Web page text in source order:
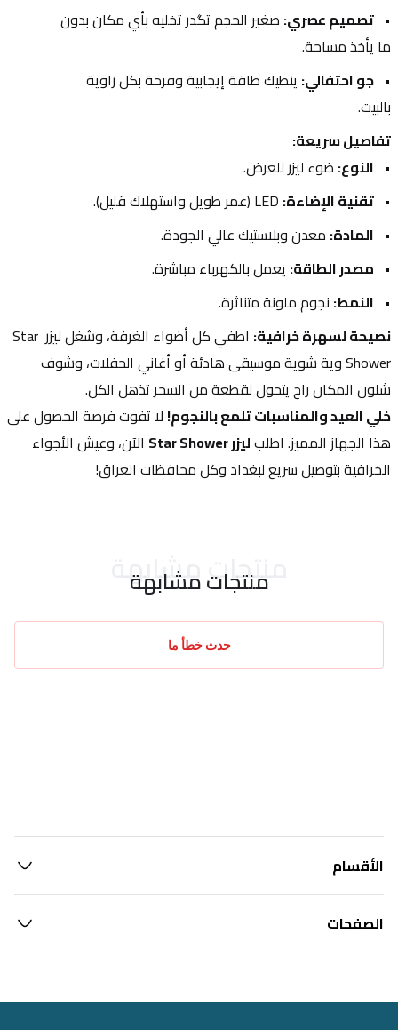
تصميم عصري:
ما يأخذ مساحة.
جو احتفالي:
بالبيت.
تفاصيل سريعة:
النوع: ضوء ليزر للعرض.
تقنية الإضاءة:
المادة: معدن وبلاستيك عالي الجودة.
مصدر الطاقة: يعمل بالكهرباء مباشرة.
النمط: نجوم ملونة متناثرة.
نصيحة لسهرة خرافية:
اطفي كل أضواء الغرفة، وشغل ليزر Star
شلون المكان راح يتحول لقطعة من السحر تذهل الكل.
خلي العيد والمناسبات تلمع بالنجوم!
هذا الجهاز المميز. اطلب ليزر Star Shower
الخرافية بتوصيل سريع لبغداد وكل محافظات العراق!
منتجات مشابهة
منتجات مشابهة
حدث خطأ ما
الأقسام
الصفحات